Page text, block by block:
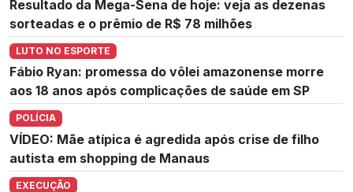
Resultado da Mega-Sena de hoje: veja as dezenas
sorteadas e o prêmio de R$ 78 milhões
LUTO NO ESPORTE
Fábio Ryan: promessa do vôlei amazonense morre
aos 18 anos após complicações de saúde em SP
POLÍCIA
VÍDEO: Mãe atípica é agredida após crise de filho
autista em shopping de Manaus
EXECUÇÃO